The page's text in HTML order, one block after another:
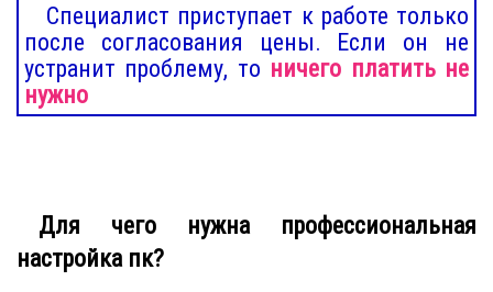
Специалист приступает к работе только
после согласования цены. Если он не
устранит проблему, то ничего платить не
нужно
Для чего нужна профессиональная
настройка пк?